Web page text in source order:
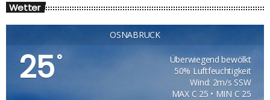
Wetter
OSNABRÜCK
25°
Überwiegend bewölkt
50% Luftfeuchtigkeit
Wind: 2m/s SSW
MAX C 25 • MIN C 25